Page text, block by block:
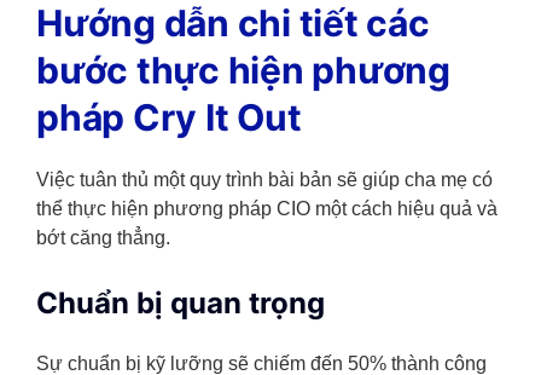
Hướng dẫn chi tiết các
bước thực hiện phương
pháp Cry It Out
Việc tuân thủ một quy trình bài bản sẽ giúp cha mẹ có
thể thực hiện phương pháp CIO một cách hiệu quả và
bớt căng thẳng.
Chuẩn bị quan trọng
Sự chuẩn bị kỹ lưỡng sẽ chiếm đến 50% thành công